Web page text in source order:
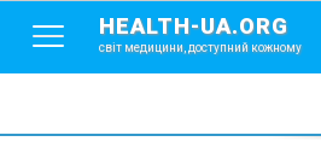
HEALTH-UA.ORG
світ медицини, доступний кожному